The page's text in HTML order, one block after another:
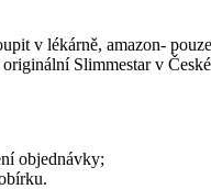
v lékárně, amazon-
originální Slimmestarv
objednávky;